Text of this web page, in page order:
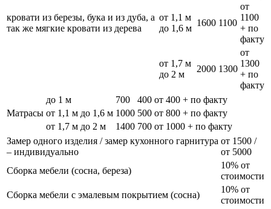
кровати из березы, бука и из дуба, а
так же мягкие кровати из дерева
от 1,1 м
до 1,6 м
1600 1100
от
1100
+ по
факту
от 1,7 м
до 2 м
2000 1300
от
1300
+ по
факту
Матрасы
до 1 м 700 400 от 400 + по факту
от 1,1 м до 1,6 м 1000 500 от 800 + по факту
от 1,7 м до 2 м
1400 700 от 1000 + по факту
Замер одного изделия / замер кухонного гарнитура
– индивидуально
от 1500 /
от 5000
Сборка мебели (сосна, береза)
10% от
стоимости
Сборка мебели с эмалевым покрытием (сосна)
10% от
стоимости